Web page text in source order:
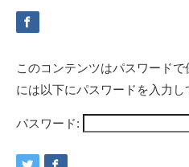
このコンテンツはパスワード
には以下にパスワードを入力し
パスワード: